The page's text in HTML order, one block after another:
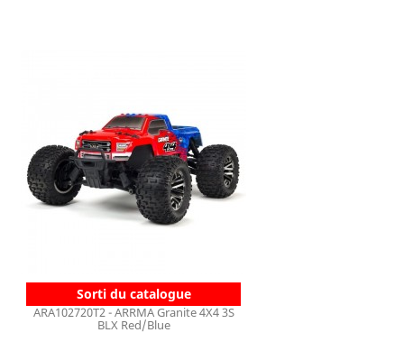
Sorti du catalogue
ARA102720T2 - ARRMA Granite 4X4 3S
BLX Red/Blue